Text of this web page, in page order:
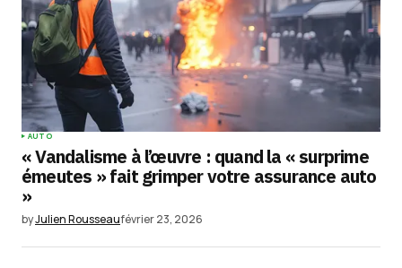
AUTO
« Vandalisme à l’œuvre : quand la « surprime
émeutes » fait grimper votre assurance auto
»
byJulien Rousseaufévrier 23, 2026